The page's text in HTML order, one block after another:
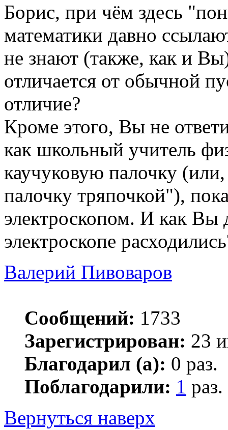
Борис, при чём здесь
математики давно
не знают (также, как и
отличается от обычной
отличие?
Кроме этого, Вы не
как школьный учитель
каучуковую палочку
палочку тряпочкой"),
электроскопом. И как Вы
электроскопе
Валерий Пивоваров
Сообщений: 1733
Зарегистрирован: 23
Благодарил (а): 0 раз.
Поблагодарили: 1 раз.
Вернуться наверх